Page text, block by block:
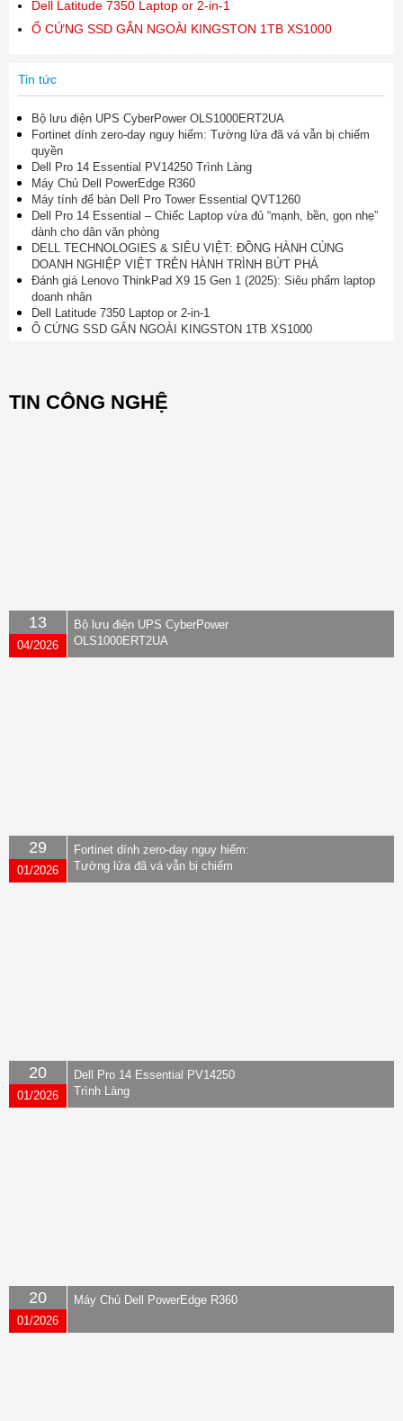
Dell Latitude 7350 Laptop or 2-in-1
Ổ CỨNG SSD GẮN NGOÀI KINGSTON 1TB XS1000
Tin tức
Bộ lưu điện UPS CyberPower OLS1000ERT2UA
Fortinet dính zero-day nguy hiểm: Tường lửa đã vá vẫn bị chiếm
quyền
Dell Pro 14 Essential PV14250 Trình Làng
Máy Chủ Dell PowerEdge R360
Máy tính để bàn Dell Pro Tower Essential QVT1260
Dell Pro 14 Essential – Chiếc Laptop vừa đủ “mạnh, bền, gọn nhẹ”
dành cho dân văn phòng
DELL TECHNOLOGIES & SIÊU VIỆT: ĐỒNG HÀNH CÙNG
DOANH NGHIỆP VIỆT TRÊN HÀNH TRÌNH BỨT PHÁ
Đánh giá Lenovo ThinkPad X9 15 Gen 1 (2025): Siêu phẩm laptop
doanh nhân
Dell Latitude 7350 Laptop or 2-in-1
Ổ CỨNG SSD GẮN NGOÀI KINGSTON 1TB XS1000
TIN CÔNG NGHỆ
13
04/2026
Bộ lưu điện UPS CyberPower
OLS1000ERT2UA
29
01/2026
Fortinet dính zero-day nguy hiểm:
Tường lửa đã vá vẫn bị chiếm
quyền
20
01/2026
Dell Pro 14 Essential PV14250
Trình Làng
20
01/2026
Máy Chủ Dell PowerEdge R360